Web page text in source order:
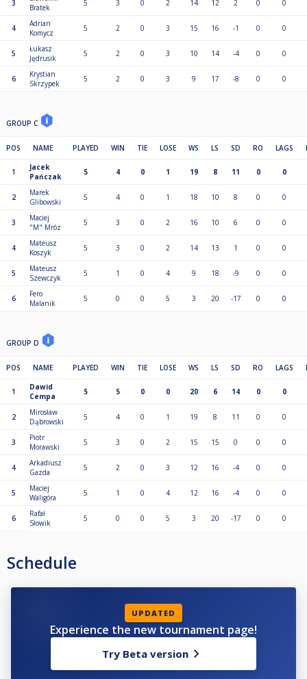
3
Bratek
5 3 0 2 14 12 2 0 0
4
Adrian
Komycz
5 2 0 3 15 16 -1 0 0
5
Łukasz
Jędrusik
5 2 0 3 10 14 -4 0 0
6
Krystian
Skrzypek
5 2 0 3 9 17 -8 0 0
GROUP C
POS NAME PLAYED WIN TIE LOSE WS LS SD RO LAGS
1
Jacek
Pańczak
5 4 0 1 19 8 11 0 0
2
Marek
Glibowski
5 4 0 1 18 10 8 0 0
3
Maciej
"M" Mróz
5 3 0 2 16 10 6 0 0
4
Mateusz
Koszyk
5 3 0 2 14 13 1 0 0
5
Mateusz
Szewczyk
5 1 0 4 9 18 -9 0 0
6
Fero
Malanik
5 0 0 5 3 20 -17 0 0
GROUP D
POS NAME PLAYED WIN TIE LOSE WS LS SD RO LAGS
1
Dawid
Cempa
5 5 0 0 20 6 14 0 0
2
Mirosław
Dąbrowski
5 4 0 1 19 8 11 0 0
3
Piotr
Morawski
5 3 0 2 15 15 0 0 0
4
Arkadiusz
Gazda
5 2 0 3 12 16 -4 0 0
5
Maciej
Waligóra
5 1 0 4 12 16 -4 0 0
6
Rafał
Słowik
5 0 0 5 3 20 -17 0 0
Schedule
UPDATED
Experience the new tournament page!
Try Beta version